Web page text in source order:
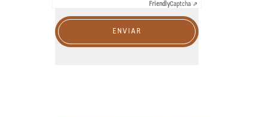
FriendlyCaptcha ⇗
ENVIAR